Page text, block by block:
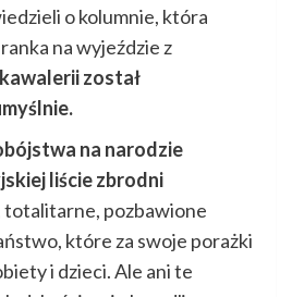
o kolumnie, która
na wyjeździe z
został
na narodzie
liście zbrodni
totalitarne, pozbawione
które za swoje porażki
i dzieci. Ale ani te